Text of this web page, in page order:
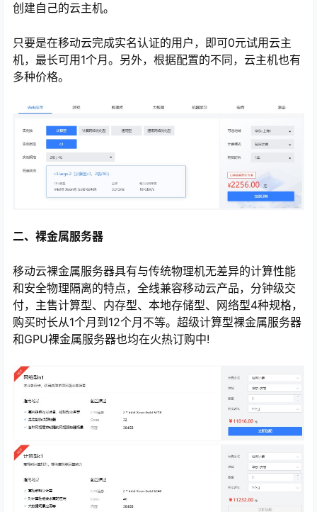
创建自己的云主机。
只要是在移动云完成实名认证的用户，即可0元试用云主
机，最长可用1个月。另外，根据配置的不同，云主机也有
多种价格。
二、裸金属服务器
移动云裸金属服务器具有与传统物理机无差异的计算性能
和安全物理隔离的特点，全线兼容移动云产品，分钟级交
付，主售计算型、内存型、本地存储型、网络型4种规格，
购买时长从1个月到12个月不等。超级计算型裸金属服务器
和GPU裸金属服务器也均在火热订购中!